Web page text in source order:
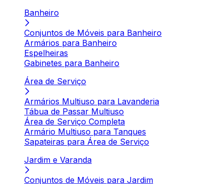
Banheiro
Conjuntos de Móveis para Banheiro
Armários para Banheiro
Espelheiras
Gabinetes para Banheiro
Área de Serviço
Armários Multiuso para Lavanderia
Tábua de Passar Multiuso
Área de Serviço Completa
Armário Multiuso para Tanques
Sapateiras para Área de Serviço
Jardim e Varanda
Conjuntos de Móveis para Jardim